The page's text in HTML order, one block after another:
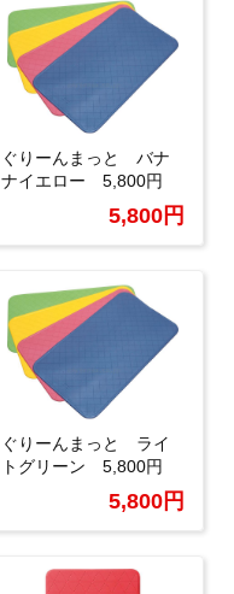
ぐりーんまっと バナ
ナイエロー 5,800円
5,800円
ぐりーんまっと ライ
トグリーン 5,800円
5,800円